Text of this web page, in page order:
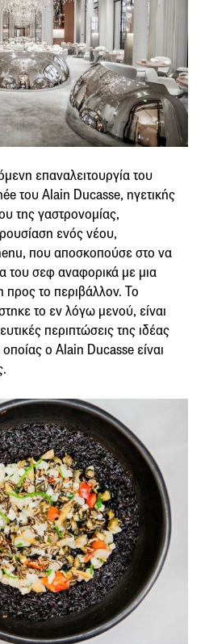
επαναλειτουργία του
του Alain Ducasse, ηγετικής
της γαστρονομίας,
ενός νέου,
που αποσκοπούσε στο να
του σεφ αναφορικά με μια
προς το περιβάλλον. Το
το εν λόγω μενού, είναι
περιπτώσεις της ιδέας
ο Alain Ducasse είναι